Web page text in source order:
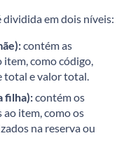
dividida em dois níveis:
contém as
item, como código,
total e valor total.
filha):contém os
item, como os
na reserva ou